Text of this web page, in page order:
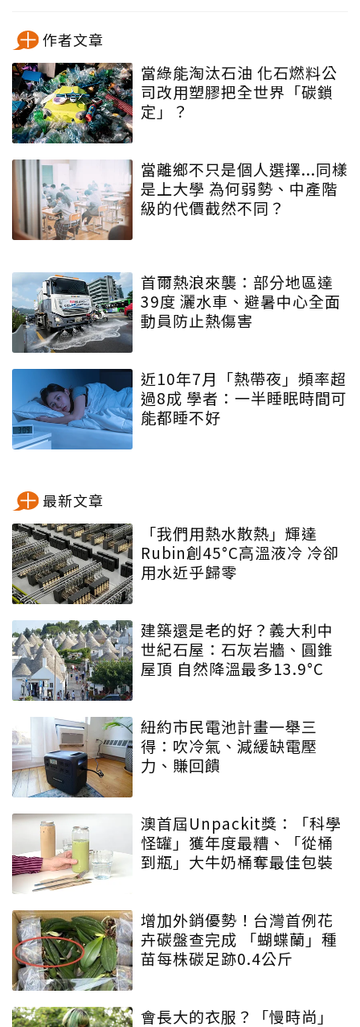
作者文章
當綠能淘汰石油 化石燃料公
司改用塑膠把全世界「碳鎖
定」？
當離鄉不只是個人選擇...同樣
是上大學 為何弱勢、中產階
級的代價截然不同？
首爾熱浪來襲：部分地區達
39度 灑水車、避暑中心全面
動員防止熱傷害
近10年7月「熱帶夜」頻率超
過8成 學者：一半睡眠時間可
能都睡不好
最新文章
「我們用熱水散熱」輝達
Rubin創45°C高溫液冷 冷卻
用水近乎歸零
建築還是老的好？義大利中
世紀石屋：石灰岩牆、圓錐
屋頂 自然降溫最多13.9°C
紐約市民電池計畫一舉三
得：吹冷氣、減緩缺電壓
力、賺回饋
澳首屆Unpackit獎：「科學
怪罐」獲年度最糟、「從桶
到瓶」大牛奶桶奪最佳包裝
增加外銷優勢！台灣首例花
卉碳盤查完成 「蝴蝶蘭」種
苗每株碳足跡0.4公斤
會長大的衣服？「慢時尚」